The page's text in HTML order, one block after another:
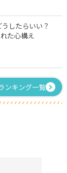
うしたらいい？
た心構え
ンキング一覧